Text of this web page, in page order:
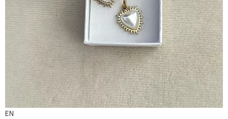
EN